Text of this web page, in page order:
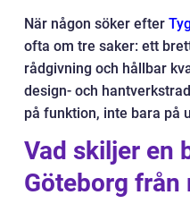
När någon söker efter
ofta om tre saker: ett
rådgivning och hållbar
design- och
på funktion, inte bara på
Vad skiljer en
Göteborg från